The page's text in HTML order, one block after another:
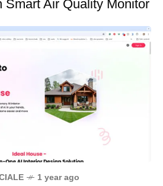
Smart Air Quality Monitor
1 year ago